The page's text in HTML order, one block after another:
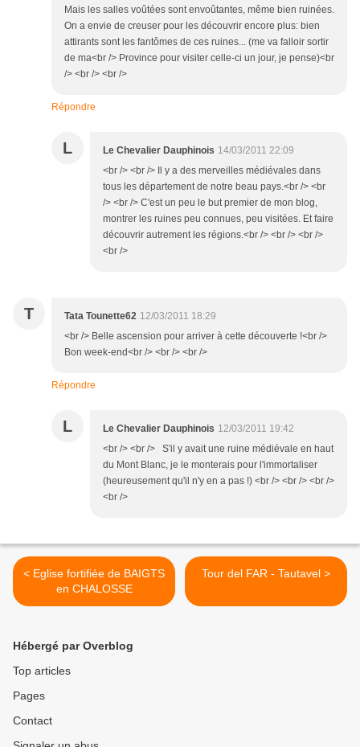
Mais les salles voûtées sont envoûtantes, même bien ruinées.
On a envie de creuser pour les découvrir encore plus: bien
attirants sont les fantômes de ces ruines... (me va falloir sortir
de ma<br /> Province pour visiter celle-ci un jour, je pense)<br
/> <br /> <br />
Répondre
L Le Chevalier Dauphinois 14/03/2011 22:09
<br /> <br /> Il y a des merveilles médiévales dans
tous les département de notre beau pays.<br /> <br
/> <br /> C'est un peu le but premier de mon blog,
montrer les ruines peu connues, peu visitées. Et faire
découvrir autrement les régions.<br /> <br /> <br />
<br />
T Tata Tounette62 12/03/2011 18:29
<br /> Belle ascension pour arriver à cette découverte !<br />
Bon week-end<br /> <br /> <br />
Répondre
L Le Chevalier Dauphinois 12/03/2011 19:42
<br /> <br /> S'il y avait une ruine médiévale en haut
du Mont Blanc, je le monterais pour l'immortaliser
(heureusement qu'il n'y en a pas !) <br /> <br /> <br />
<br />
< Eglise fortifiée de BAIGTS
en CHALOSSE
Tour del FAR - Tautavel >
Hébergé par Overblog
Top articles
Pages
Contact